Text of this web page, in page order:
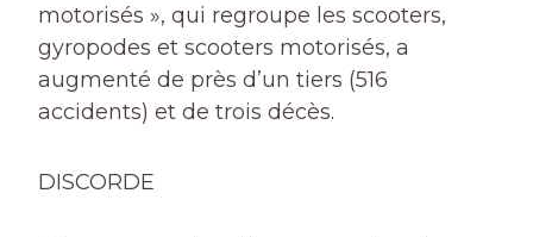
motorisés », qui regroupe les scooters,
gyropodes et scooters motorisés, a
augmenté de près d’un tiers (516
accidents) et de trois décès.
DISCORDE